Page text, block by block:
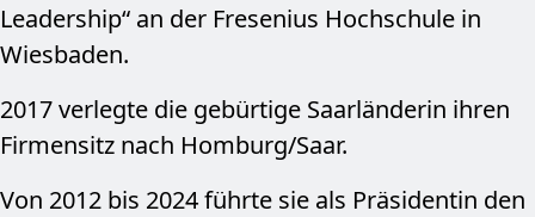
Leadership“ an der Fresenius Hochschule in
Wiesbaden.
2017 verlegte die gebürtige Saarländerin ihren
Firmensitz nach Homburg/Saar.
Von 2012 bis 2024 führte sie als Präsidentin den